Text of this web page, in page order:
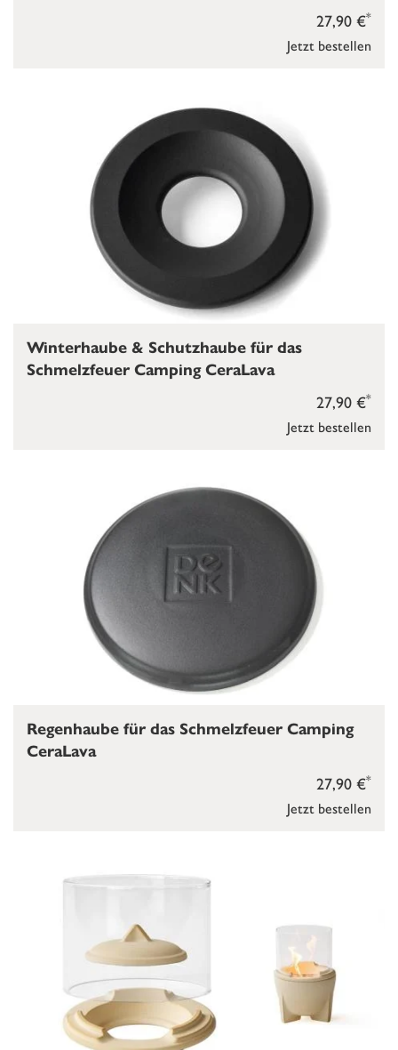
Jetzt bestellen
27,90 €*
Jetzt bestellen
27,90 €*
Winterhaube & Schutzhaube für das
Schmelzfeuer Camping CeraLava
Jetzt bestellen
27,90 €*
Regenhaube für das Schmelzfeuer Camping
CeraLava